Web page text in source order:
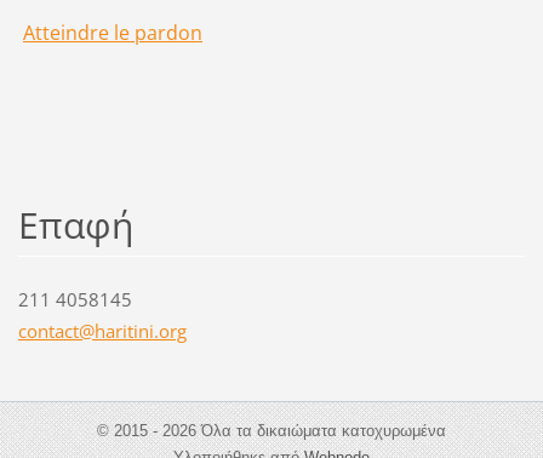
Atteindre le pardon
Επαφή
211 4058145
contact@haritini.org
© 2015 - 2026 Όλα τα δικαιώματα κατοχυρωμένα